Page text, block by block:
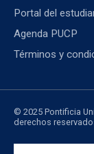
Portal del
Agenda PUCP
Términos y
© 2025 Pontificia
derechos